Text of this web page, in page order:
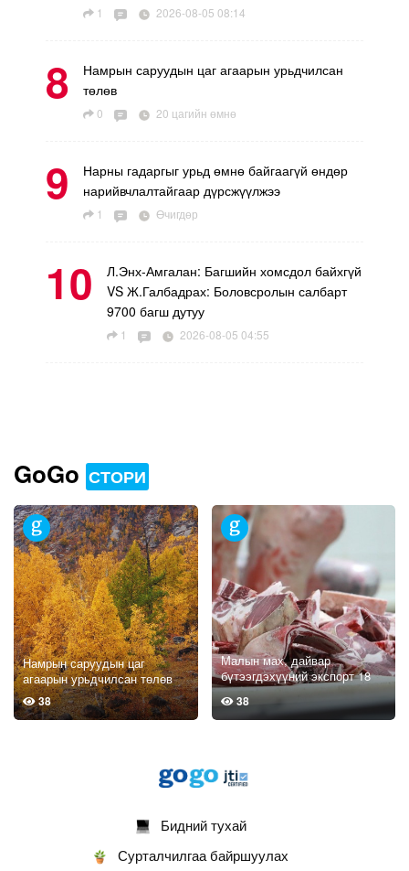
1 2026-08-05 08:14
8
Намрын саруудын цаг агаарын урьдчилсан
төлөв
0 20 цагийн өмнө
9
Нарны гадаргыг урьд өмнө байгаагүй өндөр
нарийвчлалтайгаар дүрсжүүлжээ
1 Өчигдөр
10
Л.Энх-Амгалан: Багшийн хомсдол байхгүй
VS Ж.Галбадрах: Боловсролын салбарт
9700 багш дутуу
1 2026-08-05 04:55
GoGo СТОРИ
Намрын саруудын цаг
агаарын урьдчилсан төлөв
38
Малын мах, дайвар
бүтээгдэхүүний экспорт 18
хувиар буурчээ
38
Бидний тухай
Сурталчилгаа байршуулах